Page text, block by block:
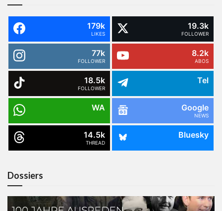
179k
LIKES
19.3k
FOLLOWER
77k
FOLLOWER
8.2k
ABOS
18.5k
FOLLOWER
Tel
WA Google
NEWS
14.5k
THREAD
Bluesky
Dossiers